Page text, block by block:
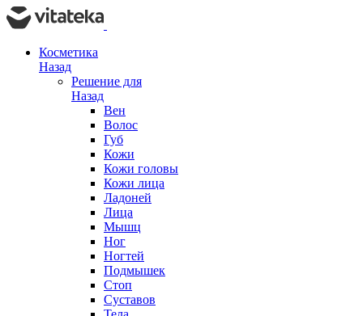
Косметика
Назад
Решение для
Назад
Вен
Волос
Губ
Кожи
Кожи головы
Кожи лица
Ладоней
Лица
Мышц
Ног
Ногтей
Подмышек
Стоп
Суставов